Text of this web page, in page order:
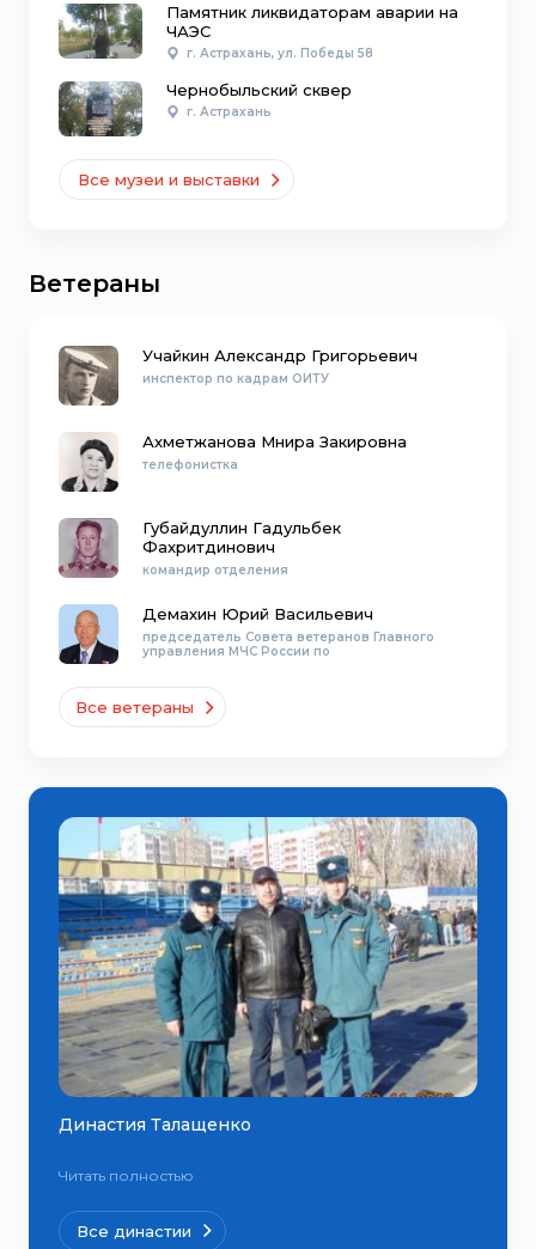
Памятник ликвидаторам аварии на
ЧАЭС
г. Астрахань, ул. Победы 58
Чернобыльский сквер
г. Астрахань
Все музеи и выставки
Ветераны
Учайкин Александр Григорьевич
инспектор по кадрам ОИТУ
Ахметжанова Мнира Закировна
телефонистка
Губайдуллин Гадульбек
Фахритдинович
командир отделения
Демахин Юрий Васильевич
председатель Совета ветеранов Главного
управления МЧС России по
Все ветераны
Династия Талащенко
Читать полностью
Все династии